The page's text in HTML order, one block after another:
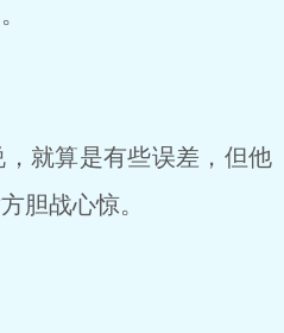
就算是有些误差，但他
胆战心惊。